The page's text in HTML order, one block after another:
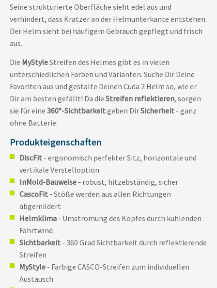
Seine strukturierte Oberfläche sieht edel aus und
verhindert, dass Kratzer an der Helmunterkante entstehen.
Der Helm sieht bei häufigem Gebrauch gepflegt und frisch
aus.
Die MyStyleStreifen des Helmes gibt es in vielen
unterschiedlichen Farben und Varianten. Suche Dir Deine
Favoriten aus und gestalte Deinen Cuda 2 Helm so, wie er
Dir am besten gefällt! Da die Streifen reflektieren, sorgen
sie für eine 360°-Sichtbarkeitgeben DirSicherheit - ganz
ohne Batterie.
Produkteigenschaften
DiscFit - ergonomisch perfekter Sitz, horizontale und
vertikale Verstelloption
InMold-Bauweise - robust, hitzebständig, sicher
CascoFit -Stöße werden aus allen Richtungen
abgemildert
Helmklima - Umströmung des Köpfes durch kühlenden
Fahrtwind
Sichtbarkeit - 360 Grad Sichtbarkeit durch reflektierende
Streifen
MyStyle - Farbige CASCO-Streifen zum individuellen
Austausch